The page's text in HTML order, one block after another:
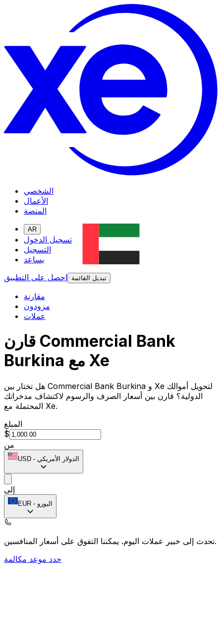
الشخصي
الأعمال
المنصة
AR
تسجيل الدخول
التسجيل
يساعد
احصل على التطبيق
تبديل القائمة
مقارنة
مزودون
عملات
قارن Commercial Bank
Burkina مع Xe
هل تختار بين Commercial Bank Burkina و Xe لتحويل أموالك
الدولية؟ قارن بين أسعار الصرف والرسوم لاكتشاف مدخراتك
المحتملة مع Xe.
المبلغ
$
من
USD - الدولار الأمريكي
إلى
EUR - اليورو
تحدث إلى خبير عملات اليوم.يمكننا التفوق على أسعار المنافسين.
حدد موعد مكالمة